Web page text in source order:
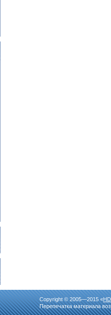
Copyright © 2005—2015 «
Перепечатка материала